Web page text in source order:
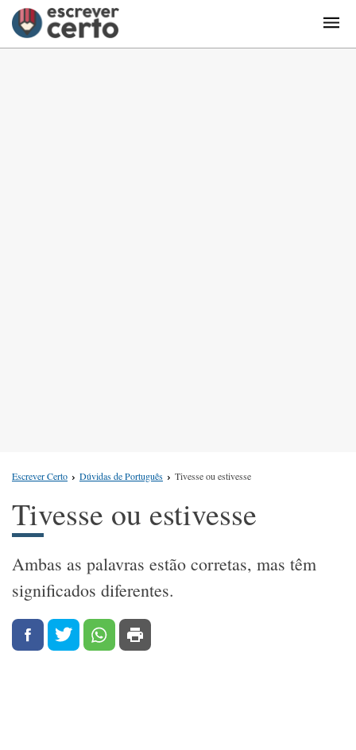
Escrever Certo Dúvidas de Português Tivesse ou estivesse
Tivesse ou estivesse
Ambas as palavras estão corretas, mas têm
significados diferentes.